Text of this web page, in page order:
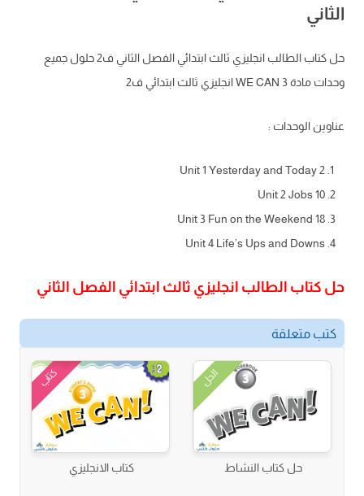
الثاني
حل كتاب الطالب انجليزي ثالث ابتدائي الفصل الثاني ف2 حلول جميع
وحدات مادة WE CAN 3 انجليزي ثالث ابتدائي ف2
عناوين الوحدات :
Unit 1 Yesterday and Today 2
Unit 2 Jobs 10
Unit 3 Fun on the Weekend 18
Unit 4 Life’s Ups and Downs
حل كتاب الطالب انجليزي ثالث ابتدائي الفصل الثاني
كتب متعلقة
الحل
حل كتاب النشاط
كتاب
كتاب الانجليزي